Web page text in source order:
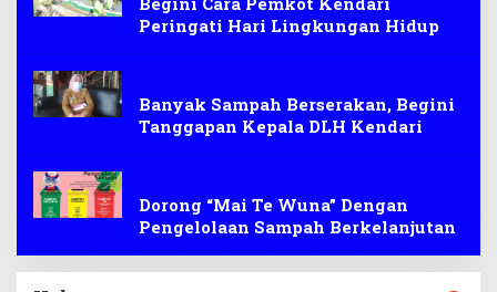
Peringati Hari Lingkungan Hidup
Banyak Sampah Berserakan, Begini
Tanggapan Kepala DLH Kendari
Dorong “Mai Te Wuna” Dengan
Pengelolaan Sampah Berkelanjutan